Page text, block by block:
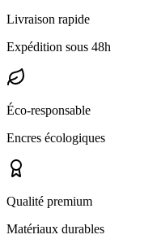
Livraison rapide
Expédition sous 48h
Éco-responsable
Encres écologiques
Qualité premium
Matériaux durables